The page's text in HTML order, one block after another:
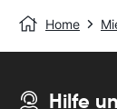
Home
Hilfe